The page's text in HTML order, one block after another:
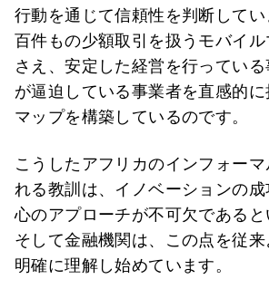
行動を通じて信頼性を判断して
百件もの少額取引を扱うモバイ
さえ、安定した経営を行ってい
が逼迫している事業者を直感的
マップを構築しているのです。
こうしたアフリカのインフォー
れる教訓は、イノベーションの
心のアプローチが不可欠であると
そして金融機関は、この点を従
明確に理解し始めています。